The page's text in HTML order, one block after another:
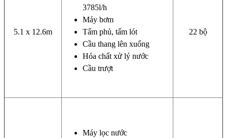
5.1 x 12.6m
3785l/h
Máy bơm
Tấm phủ, tấm lót
Cầu thang lên xuống
Hóa chất xử lý nước
Cầu trượt
22 bộ
Máy lọc nước